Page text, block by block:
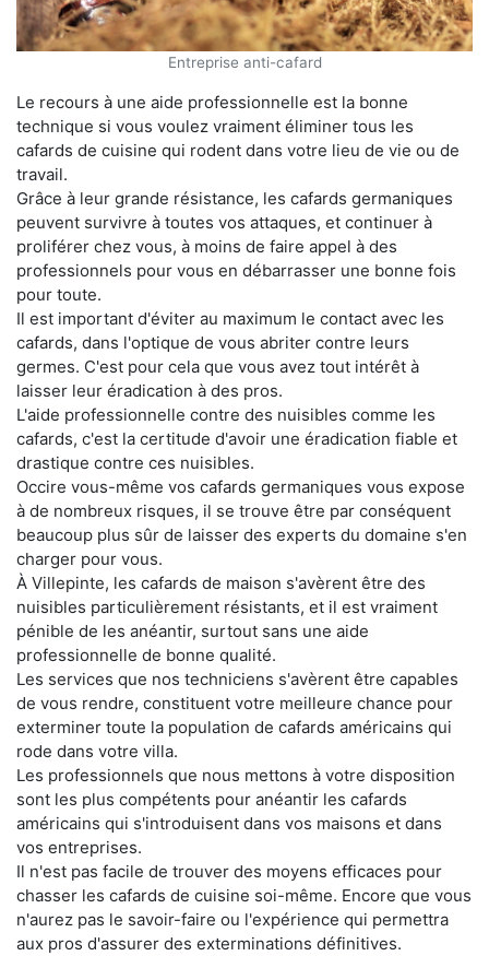
Entreprise anti-cafard
Le recours à une aide professionnelle est la bonne
technique si vous voulez vraiment éliminer tous les
cafards de cuisine qui rodent dans votre lieu de vie ou de
travail.
Grâce à leur grande résistance, les cafards germaniques
peuvent survivre à toutes vos attaques, et continuer à
proliférer chez vous, à moins de faire appel à des
professionnels pour vous en débarrasser une bonne fois
pour toute.
Il est important d'éviter au maximum le contact avec les
cafards, dans l'optique de vous abriter contre leurs
germes. C'est pour cela que vous avez tout intérêt à
laisser leur éradication à des pros.
L'aide professionnelle contre des nuisibles comme les
cafards, c'est la certitude d'avoir une éradication fiable et
drastique contre ces nuisibles.
Occire vous-même vos cafards germaniques vous expose
à de nombreux risques, il se trouve être par conséquent
beaucoup plus sûr de laisser des experts du domaine s'en
charger pour vous.
À Villepinte, les cafards de maison s'avèrent être des
nuisibles particulièrement résistants, et il est vraiment
pénible de les anéantir, surtout sans une aide
professionnelle de bonne qualité.
Les services que nos techniciens s'avèrent être capables
de vous rendre, constituent votre meilleure chance pour
exterminer toute la population de cafards américains qui
rode dans votre villa.
Les professionnels que nous mettons à votre disposition
sont les plus compétents pour anéantir les cafards
américains qui s'introduisent dans vos maisons et dans
vos entreprises.
Il n'est pas facile de trouver des moyens efficaces pour
chasser les cafards de cuisine soi-même. Encore que vous
n'aurez pas le savoir-faire ou l'expérience qui permettra
aux pros d'assurer des exterminations définitives.